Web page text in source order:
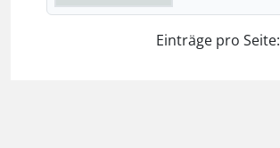
Einträge pro Seite: